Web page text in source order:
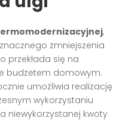
,
zmniejszenia
przekłada się na
budżetem domowym.
umożliwia realizację
wykorzystaniu
niewykorzystanej kwoty